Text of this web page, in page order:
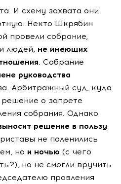
И схему захвата они
Некто Шкрябин
провели собрание,
людей, не имеющих
. Собрание
руководства
Арбитражный суд, куда
о запрете
собрания. Однако
решение в пользу
не поленились
но и ночью (с чего
но не смогли вручить
правления